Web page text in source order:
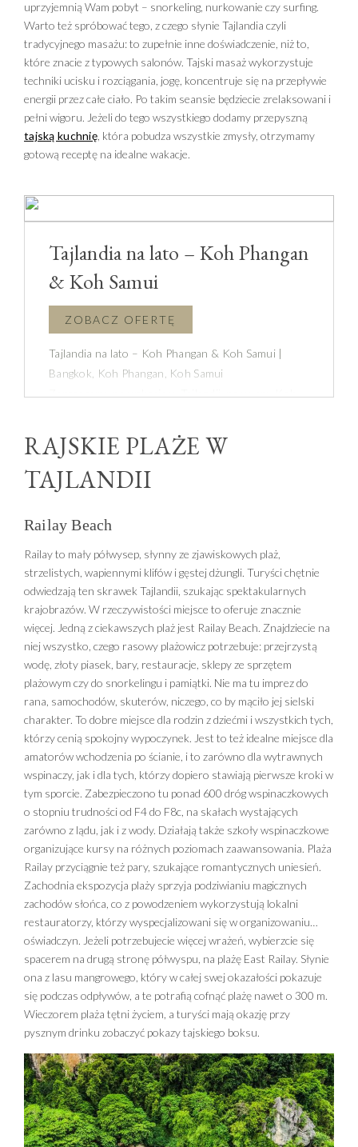
uprzyjemnią Wam pobyt – snorkeling, nurkowanie czy surfing.
Warto też spróbować tego, z czego słynie Tajlandia czyli
tradycyjnego masażu: to zupełnie inne doświadczenie, niż to,
które znacie z typowych salonów. Tajski masaż wykorzystuje
techniki ucisku i rozciągania, jogę, koncentruje się na przepływie
energii przez całe ciało. Po takim seansie będziecie zrelaksowani i
pełni wigoru. Jeżeli do tego wszystkiego dodamy przepyszną
tajską kuchnię, która pobudza wszystkie zmysły, otrzymamy
gotową receptę na idealne wakacje.
Tajlandia na lato – Koh Phangan
& Koh Samui
Tajlandia na lato – Koh Phangan & Koh Samui |
Bangkok, Koh Phangan, Koh Samui
Samui, zwanej „wyspą kokosowych drzew”, to
ciągnące się kilometrami piaszczyste plaże, łagodnie
kołyszące się palmy i pełne uroku wioski, zaś
egzotyczna Koh Phangan kusi sielską atmosferą i
comiesięcznych Full Moon Parties. Gotowi na
fantastyczny relaks w wyspiarskiej sielance?
RAJSKIE PLAŻE W
TAJLANDII
Railay Beach
Railay to mały półwysep, słynny ze zjawiskowych plaż,
strzelistych, wapiennymi klifów i gęstej dżungli. Turyści chętnie
odwiedzają ten skrawek Tajlandii, szukając spektakularnych
krajobrazów. W rzeczywistości miejsce to oferuje znacznie
więcej. Jedną z ciekawszych plaż jest Railay Beach. Znajdziecie na
niej wszystko, czego rasowy plażowicz potrzebuje: przejrzystą
wodę, złoty piasek, bary, restauracje, sklepy ze sprzętem
plażowym czy do snorkelingu i pamiątki. Nie ma tu imprez do
rana, samochodów, skuterów, niczego, co by mąciło jej sielski
charakter. To dobre miejsce dla rodzin z dziećmi i wszystkich tych,
którzy cenią spokojny wypoczynek. Jest to też idealne miejsce dla
amatorów wchodzenia po ścianie, i to zarówno dla wytrawnych
wspinaczy, jak i dla tych, którzy dopiero stawiają pierwsze kroki w
tym sporcie. Zabezpieczono tu ponad 600 dróg wspinaczkowych
o stopniu trudności od F4 do F8c, na skałach wystających
zarówno z lądu, jak i z wody. Działają także szkoły wspinaczkowe
organizujące kursy na różnych poziomach zaawansowania. Plaża
Railay przyciągnie też pary, szukające romantycznych uniesień.
Zachodnia ekspozycja plaży sprzyja podziwianiu magicznych
zachodów słońca, co z powodzeniem wykorzystują lokalni
restauratorzy, którzy wyspecjalizowani się w organizowaniu…
oświadczyn. Jeżeli potrzebujecie więcej wrażeń, wybierzcie się
spacerem na drugą stronę półwyspu, na plażę East Railay. Słynie
ona z lasu mangrowego, który w całej swej okazałości pokazuje
się podczas odpływów, a te potrafią cofnąć plażę nawet o 300 m.
Wieczorem plaża tętni życiem, a turyści mają okazję przy
pysznym drinku zobaczyć pokazy tajskiego boksu.